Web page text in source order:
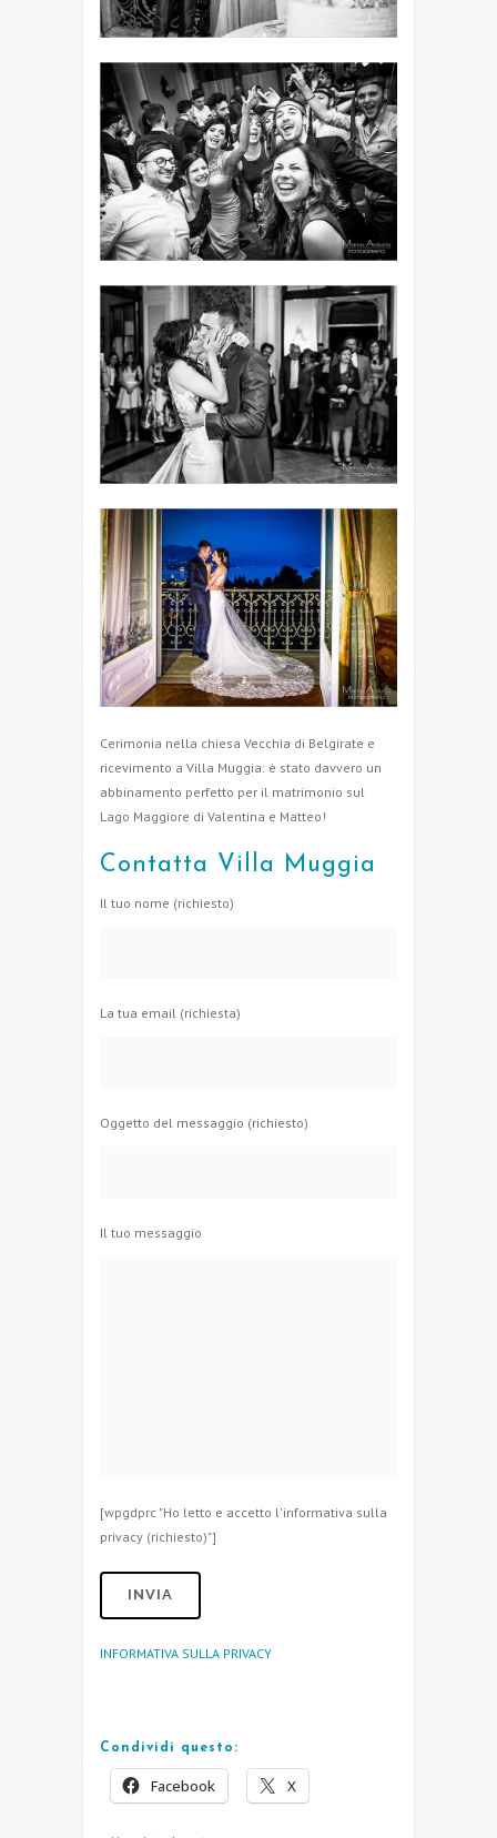
Cerimonia nella chiesa Vecchia di Belgirate e
ricevimento a Villa Muggia: è stato davvero un
abbinamento perfetto per il matrimonio sul
Lago Maggiore di Valentina e Matteo!
Contatta Villa Muggia
Il tuo nome (richiesto)
La tua email (richiesta)
Oggetto del messaggio (richiesto)
Il tuo messaggio
[wpgdprc "Ho letto e accetto l'informativa sulla
privacy (richiesto)"]
INFORMATIVA SULLA PRIVACY
Condividi questo:
Facebook X